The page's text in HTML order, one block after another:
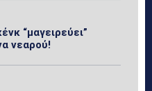
“μαγειρεύει”
νεαρού!